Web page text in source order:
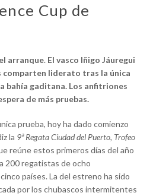
Cup de
arranque. El vasco Iñigo Jáuregui
comparten liderato tras la única
bahía gaditana. Los anfitriones
de más pruebas.
prueba, hoy ha dado comienzo
la 9ª Regata Ciudad del Puerto, Trofeo
reúne estos primeros días del año
200 regatistas de ocho
países. La del estreno ha sido
por los chubascos intermitentes